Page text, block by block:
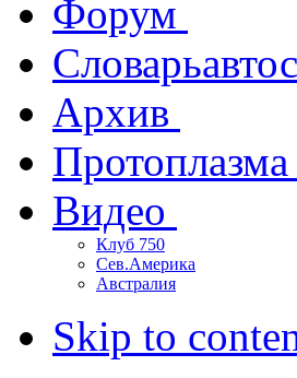
Форум
Словарь
Архив
Протоплазма
Видео
Клуб 750
Сев.Америка
Австралия
Skip to